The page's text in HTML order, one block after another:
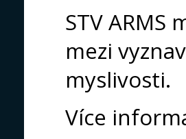
STV ARMS
mezi
myslivosti.
Více